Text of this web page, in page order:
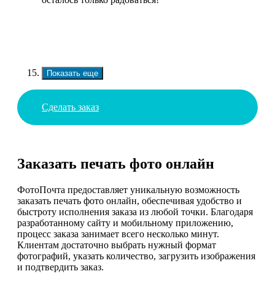
Показать еще
Сделать заказ
Заказать печать фото онлайн
ФотоПочта предоставляет уникальную возможность
заказать печать фото онлайн, обеспечивая удобство и
быстроту исполнения заказа из любой точки. Благодаря
разработанному сайту и мобильному приложению,
процесс заказа занимает всего несколько минут.
Клиентам достаточно выбрать нужный формат
фотографий, указать количество, загрузить изображения
и подтвердить заказ.